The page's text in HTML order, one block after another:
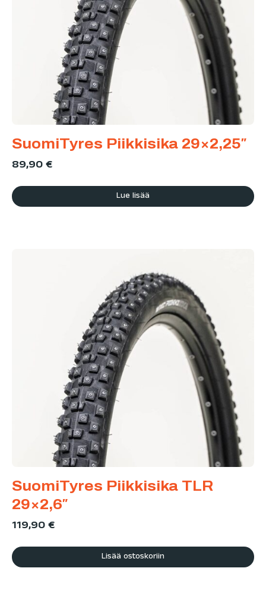
SuomiTyres Piikkisika 29×2,25″
89,90€
Lue lisää
SuomiTyres Piikkisika TLR
29×2,6″
119,90€
Lisää ostoskoriin